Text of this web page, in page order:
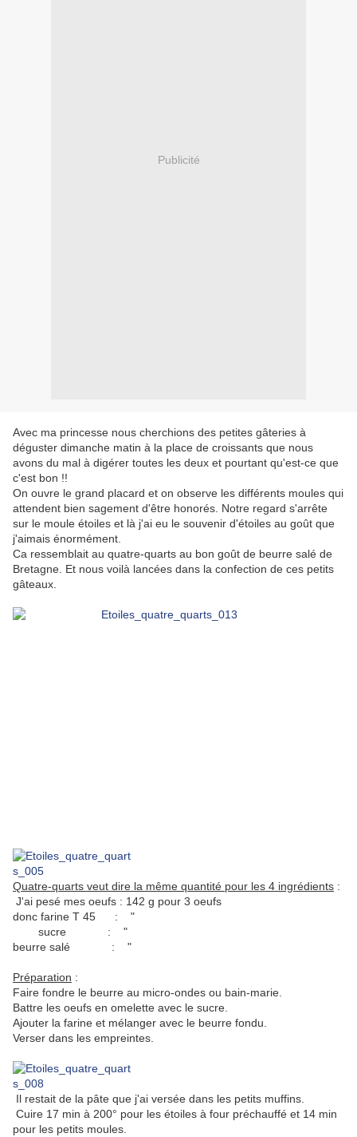
Publicité
Avec ma princesse nous cherchions des petites gâteries à
déguster dimanche matin à la place de croissants que nous
avons du mal à digérer toutes les deux et pourtant qu'est-ce que
c'est bon !!
On ouvre le grand placard et on observe les différents moules qui
attendent bien sagement d'être honorés. Notre regard s'arrête
sur le moule étoiles et là j'ai eu le souvenir d'étoiles au goût que
j'aimais énormément.
Ca ressemblait au quatre-quarts au bon goût de beurre salé de
Bretagne. Et nous voilà lancées dans la confection de ces petits
gâteaux.
Quatre-quarts veut dire la même quantité pour les 4 ingrédients :
J'ai pesé mes oeufs : 142 g pour 3 oeufs
donc farine T 45 : "
sucre : "
beurre salé : "
Préparation :
Faire fondre le beurre au micro-ondes ou bain-marie.
Battre les oeufs en omelette avec le sucre.
Ajouter la farine et mélanger avec le beurre fondu.
Verser dans les empreintes.
Il restait de la pâte que j'ai versée dans les petits muffins.
Cuire 17 min à 200° pour les étoiles à four préchauffé et 14 min
pour les petits moules.